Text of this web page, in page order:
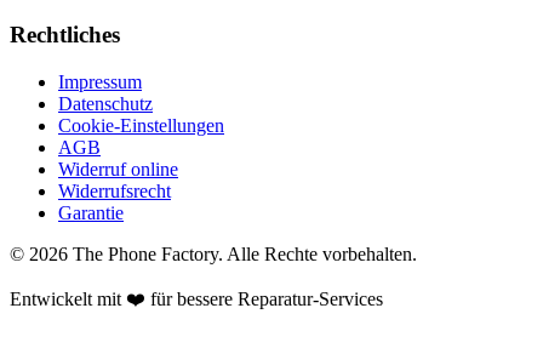
Rechtliches
Impressum
Datenschutz
Cookie-Einstellungen
AGB
Widerruf online
Widerrufsrecht
Garantie
© 2026 The Phone Factory. Alle Rechte vorbehalten.
Entwickelt mit ❤️ für bessere Reparatur-Services